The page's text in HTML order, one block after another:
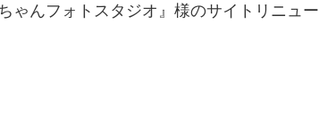
んフォトスタジオ』様のサイトリニュ